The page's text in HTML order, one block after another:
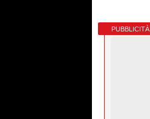
PUBBLICITÀ